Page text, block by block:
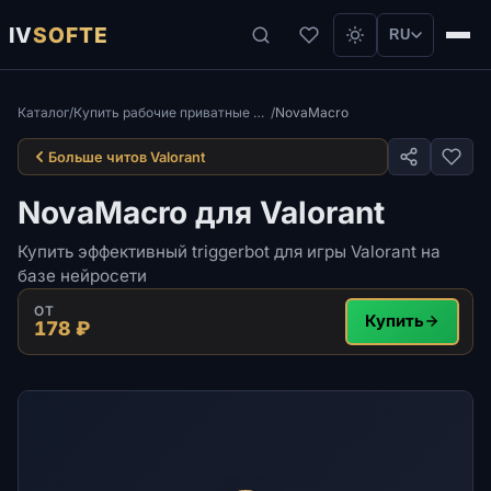
IVSOFTE RU
Каталог/ Купить рабочие приватные читы для игры Valorant /NovaMacro
Больше читов Valorant
NovaMacro для Valorant
Купить эффективный triggerbot для игры Valorant на
базе нейросети
ОТ
178 ₽ Купить